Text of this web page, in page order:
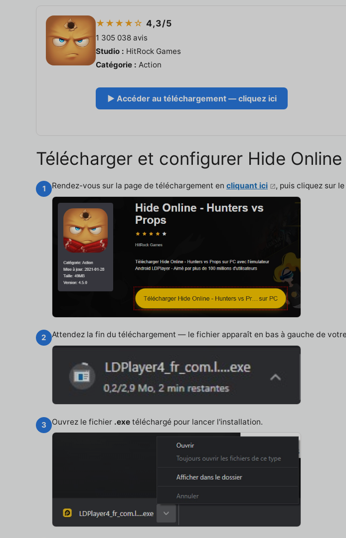
★★★★☆4,3/5
1 305 038 avis
Studio : HitRock Games
Catégorie : Action
▶ Accéder au téléchargement — cliquez ici
Télécharger et configurer Hide
1 Rendez-vous sur la page de téléchargement en cliquant ici , puis cliquez sur
2 Attendez la fin du téléchargement — le fichier apparaît en bas à gauche de
3 Ouvrez le fichier .exe téléchargé pour lancer l'installation.